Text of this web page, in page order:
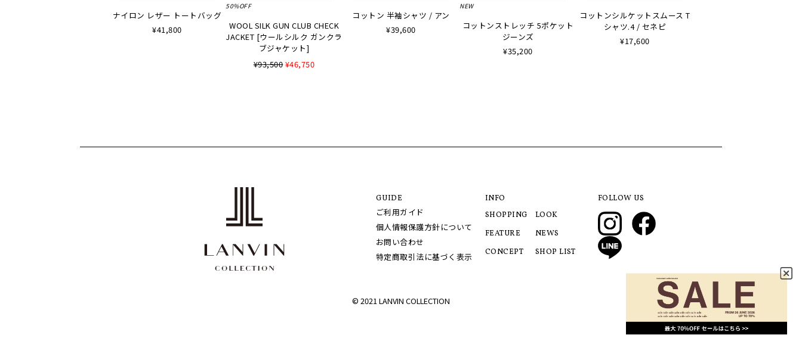
ナイロン レザー トートバッグ
¥41,800
50%OFF
WOOL SILK GUN CLUB CHECK
JACKET [ウールシルク ガンクラ
ブジャケット]
¥93,500¥46,750
コットン 半袖シャツ / アン
¥39,600
NEW
コットンストレッチ 5ポケット
ジーンズ
¥35,200
コットンシルケットスムース T
シャツ.4 / セネピ
¥17,600
GUIDE
ご利用ガイド
個人情報保護方針について
お問い合わせ
特定商取引法に基づく表示
INFO
SHOPPING
FEATURE
CONCEPT
LOOK
NEWS
SHOP LIST
FOLLOW US
© 2021 LANVIN COLLECTION